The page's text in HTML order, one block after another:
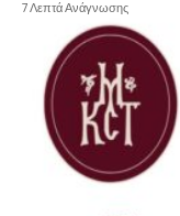
7 Λεπτά Ανάγνωσης